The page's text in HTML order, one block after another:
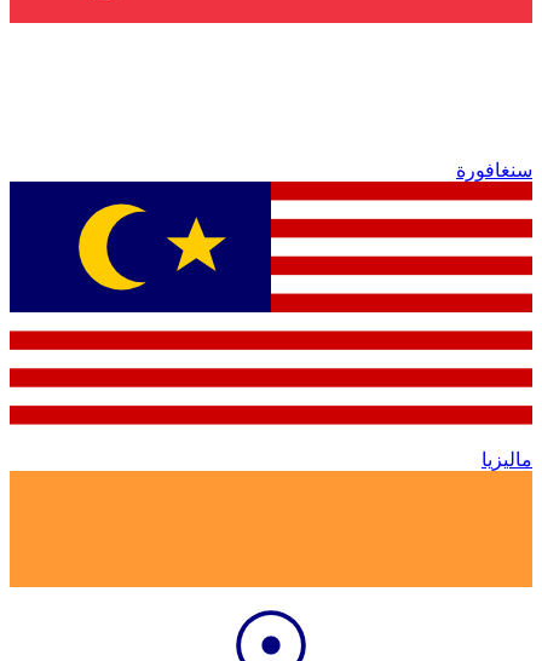
سنغافورة
ماليزيا